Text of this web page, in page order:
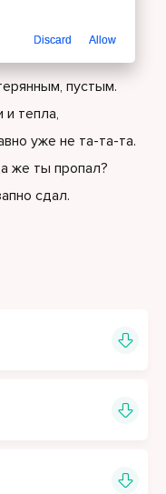
пустым.
тепла,
уже не та-та-та.
же ты пропал?
сдал.
Discard Allow